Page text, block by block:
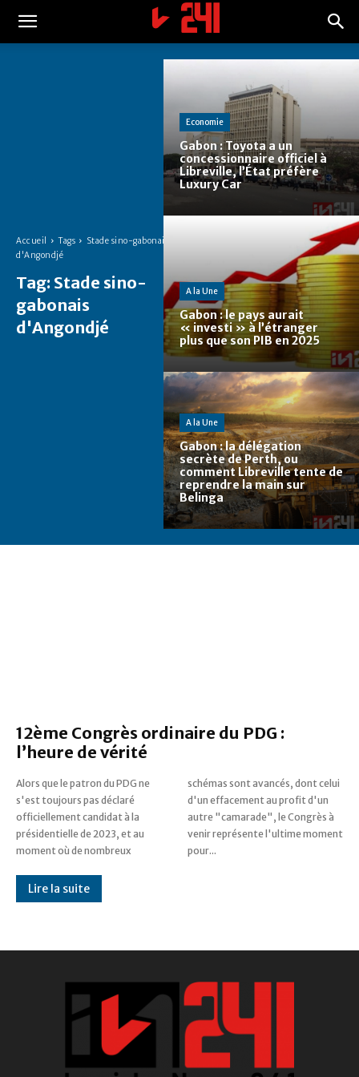
Accueil Tags
Stade sino-gabonais
d'Angondjé
Tag: Stade sino-
gabonais
d'Angondjé
Economie
Gabon : Toyota a un
concessionnaire officiel à
Libreville, l’État préfère
Luxury Car
A la Une
Gabon : le pays aurait
« investi » à l’étranger
plus que son PIB en 2025
A la Une
Gabon : la délégation
secrète de Perth, ou
comment Libreville tente de
reprendre la main sur
Belinga
12ème Congrès ordinaire du PDG :
l’heure de vérité
Alors que le patron du PDG ne
s'est toujours pas déclaré
officiellement candidat à la
présidentielle de 2023, et au
moment où de nombreux
schémas sont avancés, dont celui
d'un effacement au profit d'un
autre "camarade", le Congrès à
venir représente l'ultime moment
pour...
Lire la suite